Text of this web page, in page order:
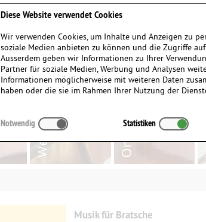
Musik für Bratsche
Diese Website verwendet Cookies
Wir verwenden Cookies, um Inhalte und Anzeigen zu
soziale Medien anbieten zu können und die Zugriffe
Ausserdem geben wir Informationen zu Ihrer
Partner für soziale Medien, Werbung und Analysen
Informationen möglicherweise mit weiteren Daten
haben oder die sie im Rahmen Ihrer Nutzung der
Notwendig Statistiken